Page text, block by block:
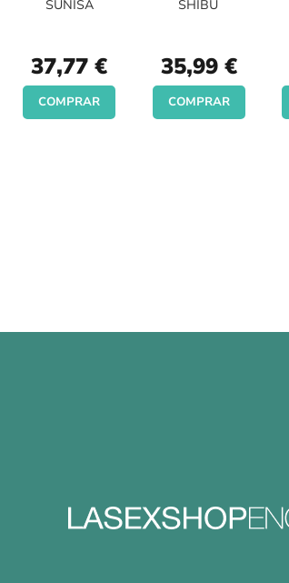
SUNISA
37,77 €
COMPRAR
SHIBU
35,99 €
COMPRAR